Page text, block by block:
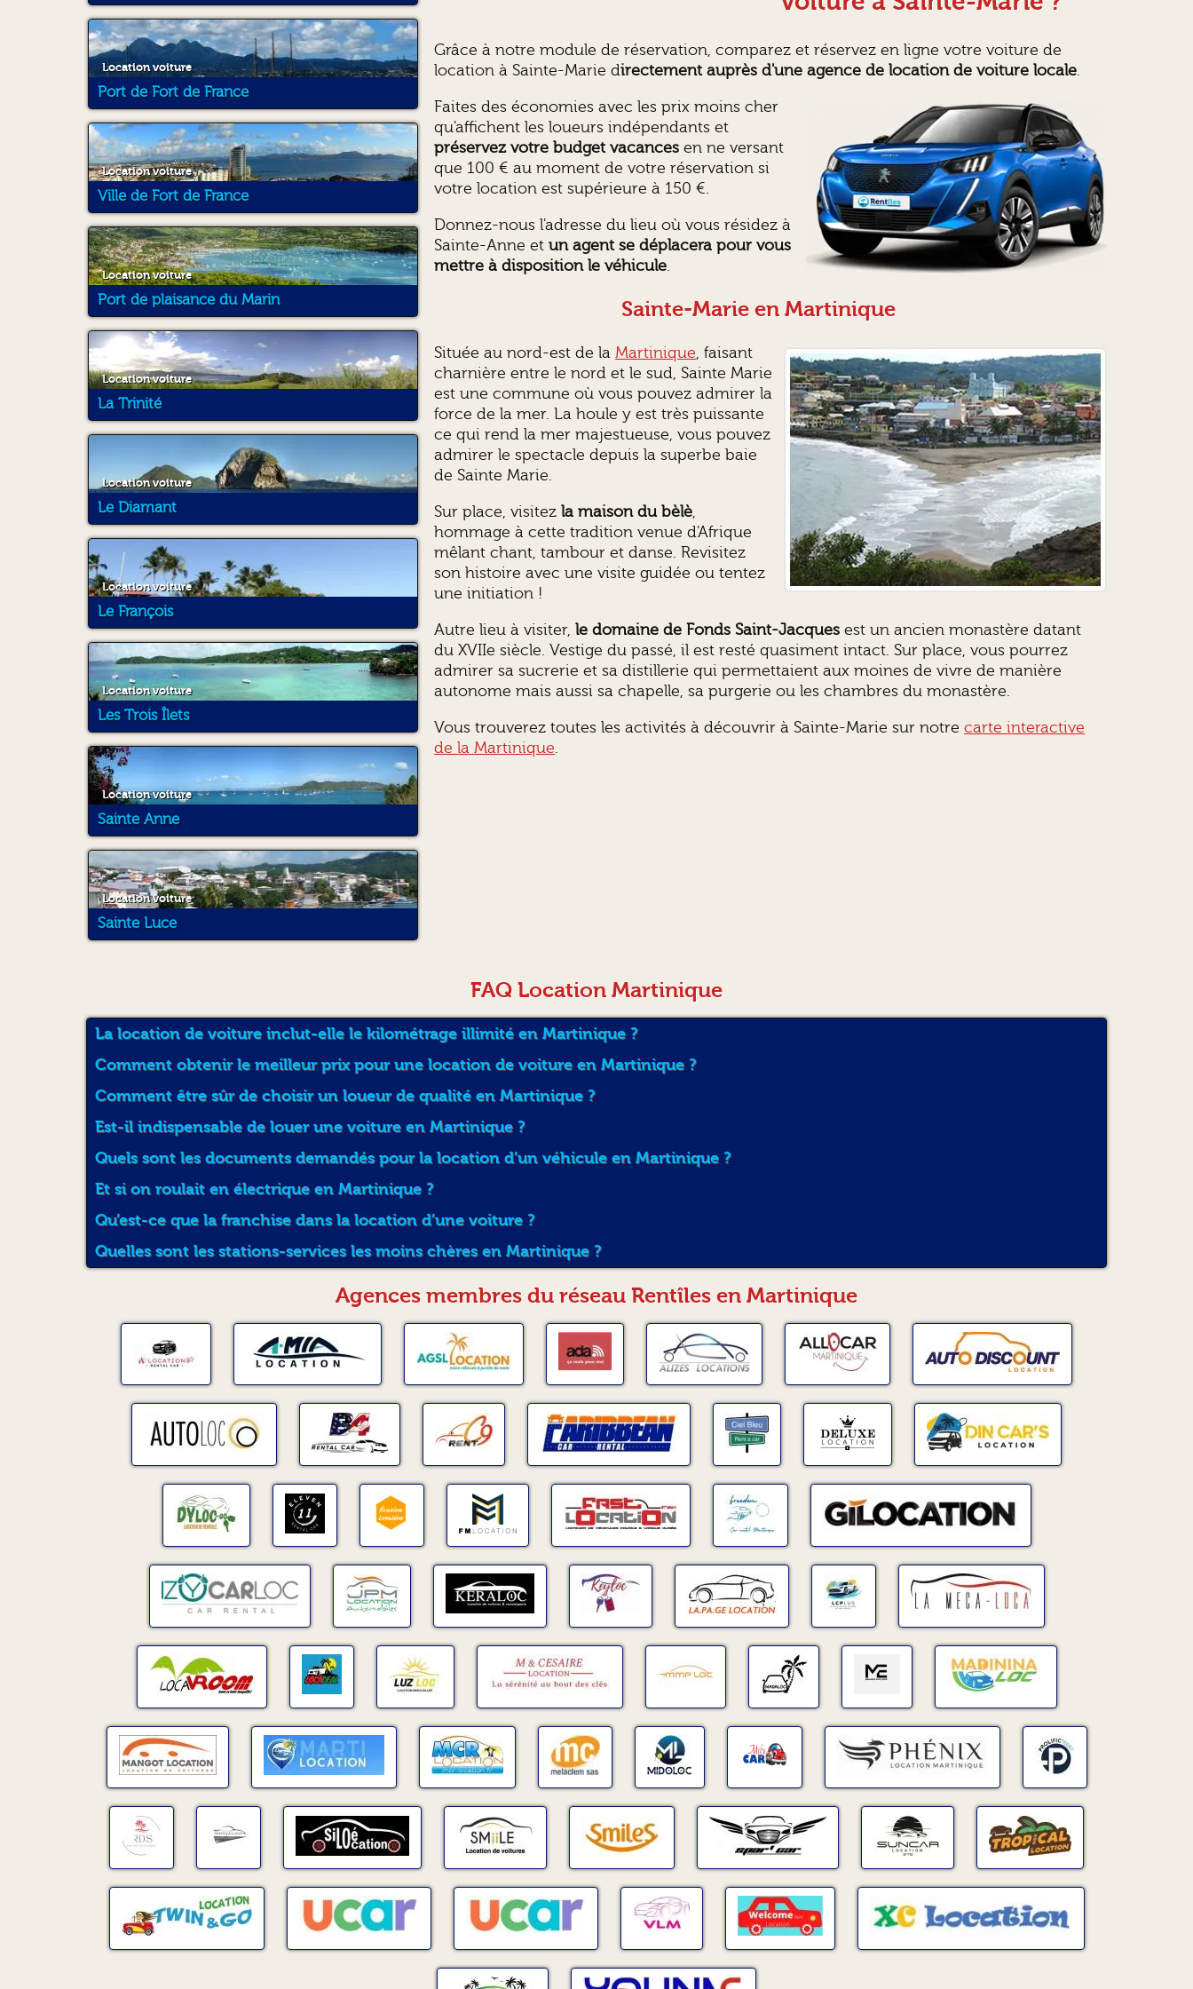
Location voiture
Port de Fort de France
Location voiture
Ville de Fort de France
Location voiture
Port de plaisance du Marin
Location voiture
La Trinité
Location voiture
Le Diamant
Location voiture
Le François
Location voiture
Les Trois Îlets
Location voiture
Sainte Anne
Location voiture
Sainte Luce
Grâce à notre module de réservation, comparez et réservez en ligne votre voiture de
location à Sainte-Marie directement auprès d'une agence de location de voiture locale.
Faites des économies avec les prix moins cher
qu'affichent les loueurs indépendants et
préservez votre budget vacances en ne versant
que 100 € au moment de votre réservation si
votre location est supérieure à 150 €.
Donnez-nous l'adresse du lieu où vous résidez à
Sainte-Anne etun agent se déplacera pour vous
mettre à disposition le véhicule.
Sainte-Marie en Martinique
Située au nord-est de laMartinique, faisant
charnière entre le nord et le sud, Sainte Marie
est une commune où vous pouvez admirer la
force de la mer. La houle y est très puissante
ce qui rend la mer majestueuse, vous pouvez
admirer le spectacle depuis la superbe baie
de Sainte Marie.
Sur place, visitezla maison du bèlè,
hommage à cette tradition venue d'Afrique
mêlant chant, tambour et danse. Revisitez
son histoire avec une visite guidée ou tentez
une initiation !
Autre lieu à visiter,le domaine de Fonds Saint-Jacques est un ancien monastère datant
du XVIIe siècle. Vestige du passé, il est resté quasiment intact. Sur place, vous pourrez
admirer sa sucrerie et sa distillerie qui permettaient aux moines de vivre de manière
autonome mais aussi sa chapelle, sa purgerie ou les chambres du monastère.
Vous trouverez toutes les activités à découvrir à Sainte-Marie sur notrecarte interactive
de la Martinique.
FAQ Location Martinique
La location de voiture inclut-elle le kilométrage illimité en Martinique ?
Comment obtenir le meilleur prix pour une location de voiture en Martinique ?
Comment être sûr de choisir un loueur de qualité en Martinique ?
Est-il indispensable de louer une voiture en Martinique ?
Quels sont les documents demandés pour la location d’un véhicule en Martinique ?
Et si on roulait en électrique en Martinique ?
Qu’est-ce que la franchise dans la location d’une voiture ?
Quelles sont les stations-services les moins chères en Martinique ?
Agences membres du réseau Rentîles en Martinique